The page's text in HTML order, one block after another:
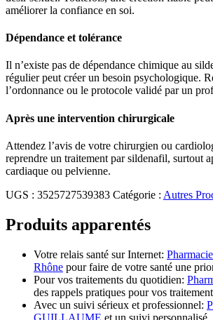
améliorer la confiance en soi.
Dépendance et tolérance
Il n’existe pas de dépendance chimique au
régulier peut créer un besoin psychologique.
l’ordonnance ou le protocole validé par un
Après une intervention chirurgicale
Attendez l’avis de votre chirurgien ou
reprendre un traitement par sildenafil, surtout
cardiaque ou pelvienne.
UGS : 3525727539383 Catégorie : Autres
Produits apparentés
Votre relais santé sur Internet:
Rhône pour faire de votre santé une
Pour vos traitements du quotidien:
des rappels pratiques pour vos
Avec un suivi sérieux et professionnel:
GUILLAUME et un suivi personnalisé,